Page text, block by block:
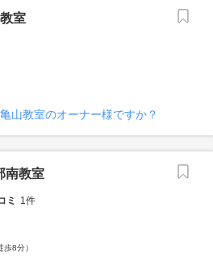
室
山教室のオーナー様ですか？
南教室
ミ 1件
8分）